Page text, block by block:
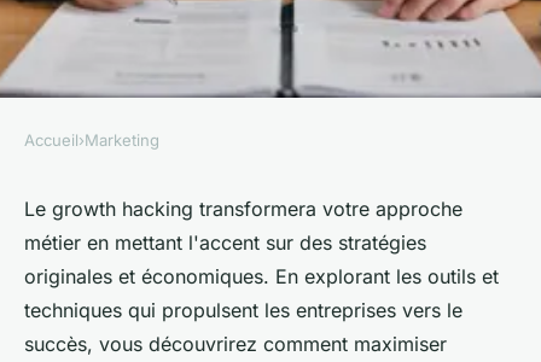
Stratégies innovantes de
growth hacking pour
dynamiser votre entreprise
Lucie•1 février 2025•4 min de lecture
Accueil›Marketing
Le growth hacking transformera votre approche
métier en mettant l'accent sur des stratégies
originales et économiques. En explorant les outils et
techniques qui propulsent les entreprises vers le
succès, vous découvrirez comment maximiser